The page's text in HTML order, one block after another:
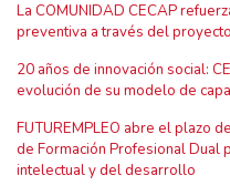
La COMUNIDAD CECAP
preventiva a través del
20 años de innovación social:
evolución de su modelo de
FUTUREMPLEO abre el plazo
de Formación Profesional Dual
intelectual y del desarrollo